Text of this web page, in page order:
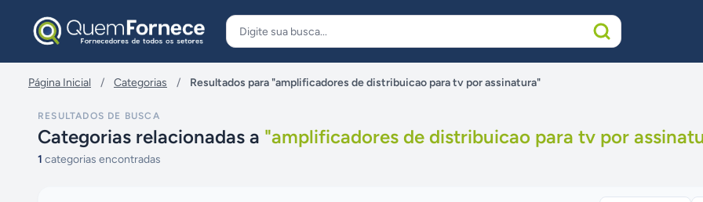
Página Inicial / Categorias / Resultados para "amplificadores de distribuicao para tv por assinatura"
RESULTADOS DE BUSCA
Categorias relacionadas a "amplificadores de distribuicao para tv por
1 categorias encontradas